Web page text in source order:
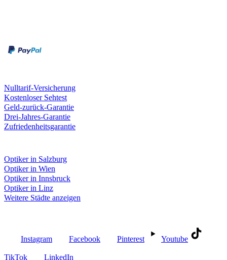
Nulltarif-Versicherung
Kostenloser Sehtest
Geld-zurück-Garantie
Drei-Jahres-Garantie
Zufriedenheitsgarantie
Optiker in Salzburg
Optiker in Wien
Optiker in Innsbruck
Optiker in Linz
Weitere Städte anzeigen
Instagram Facebook Pinterest Youtube
TikTok LinkedIn